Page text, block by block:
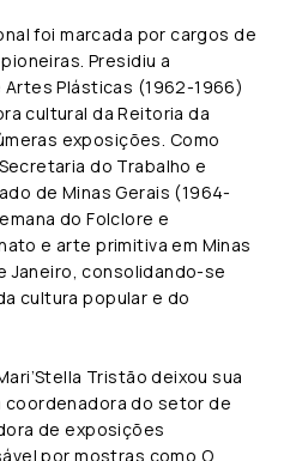
foi marcada por cargos de
Presidiu a
Plásticas (1962-1966)
cultural da Reitoria da
exposições. Como
do Trabalho e
de Minas Gerais (1964-
do Folclore e
e arte primitiva em Minas
Janeiro, consolidando-se
cultura popular e do
Tristão deixou sua
coordenadora do setor de
de exposições
por mostras como O